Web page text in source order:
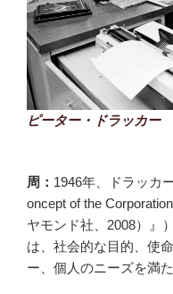
ピーター・ドラッカー
周： 1946年、ドラッカ
oncept of the
ヤモンド社、2008）』
は、社会的な目的、使
ー、個人のニーズを満